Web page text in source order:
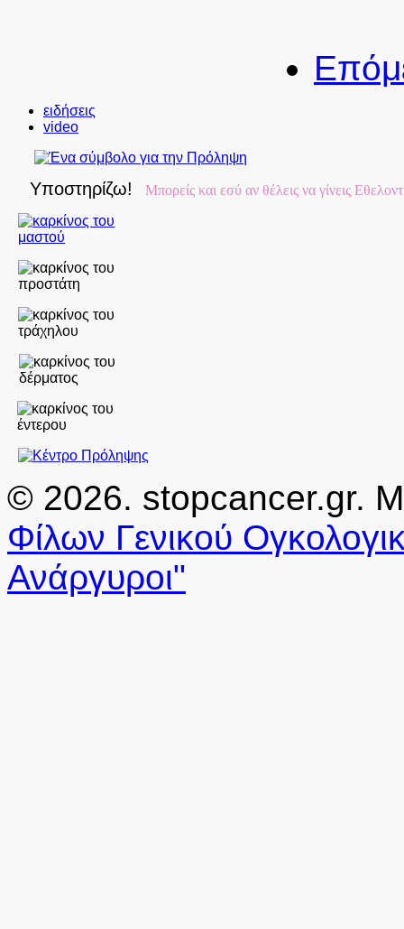
ειδήσεις
video
Υποστηρίζω! Μπορείς και εσύ αν θέλεις να γίνεις
© 2026. stopcancer.gr.
Φίλων Γενικού
Ανάργυροι"